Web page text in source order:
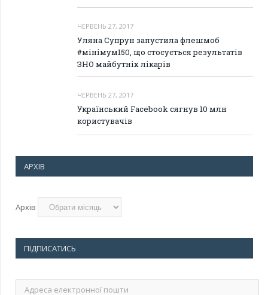
ЧЕРВЕНЬ 27, 2017
Уляна Супрун запустила флешмоб
#мінімум150, що стосується результатів
ЗНО майбутніх лікарів
ЧЕРВЕНЬ 27, 2017
Український Facebook сягнув 10 млн
користувачів
АРХІВ
Архів
ПІДПИСАТИСЬ
Адреса